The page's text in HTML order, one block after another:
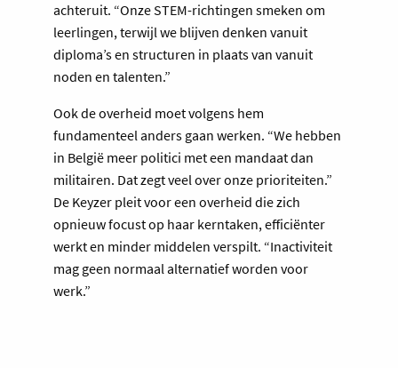
achteruit. “Onze STEM-richtingen smeken om
leerlingen, terwijl we blijven denken vanuit
diploma’s en structuren in plaats van vanuit
noden en talenten.”
Ook de overheid moet volgens hem
fundamenteel anders gaan werken. “We hebben
in België meer politici met een mandaat dan
militairen. Dat zegt veel over onze prioriteiten.”
De Keyzer pleit voor een overheid die zich
opnieuw focust op haar kerntaken, efficiënter
werkt en minder middelen verspilt. “Inactiviteit
mag geen normaal alternatief worden voor
werk.”